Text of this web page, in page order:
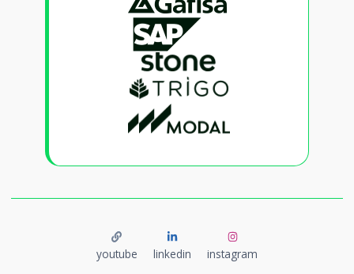
youtube linkedin instagram